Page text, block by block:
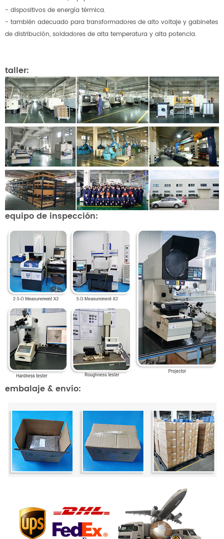
- dispositivos de energía térmica.
- también adecuado para transformadores de alto voltaje y gabinetes
de distribución, soldadores de alta temperatura y alta potencia.
taller:
equipo de inspección:
embalaje & envío: